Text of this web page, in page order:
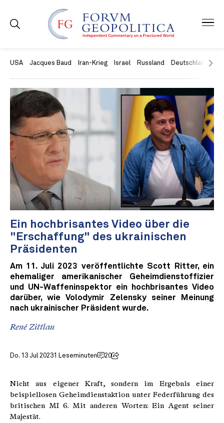
USA Jacques Baud Iran-Krieg Israel Russland Deutschland
Ein hochbrisantes Video über die
"Erschaffung" des ukrainischen
Präsidenten
Am 11. Juli 2023 veröffentlichte Scott Ritter, ein
ehemaliger amerikanischer Geheimdienstoffizier
und UN-Waffeninspektor ein hochbrisantes Video
darüber, wie Volodymir Zelensky seiner Meinung
nach ukrainischer Präsident wurde.
René Zittlau
Do. 13 Jul 20231 Leseminuten 20
Nicht aus eigener Kraft, sondern im Ergebnis einer
beispiellosen Geheimdienstaktion unter Federführung des
britischen MI 6. Mit anderen Worten: Ein Agent seiner
Majestät.